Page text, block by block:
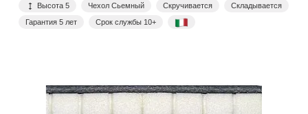
Высота 5 Чехол Сьемный Скручивается
Складывается
Гарантия 5 лет
Срок службы 10+